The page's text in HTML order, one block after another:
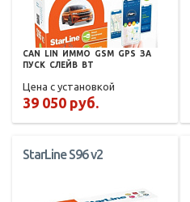
CAN LIN ИММО GSM GPS ЗА
ПУСК СЛЕЙВ BT
Цена с установкой
39 050 руб.
StarLine S96 v2